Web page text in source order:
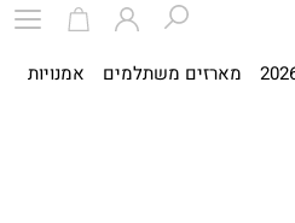
מארזים משתלמים אמנויות